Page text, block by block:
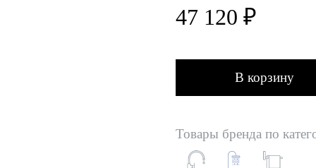
47 120 ₽
В корзину
Товары бренда по